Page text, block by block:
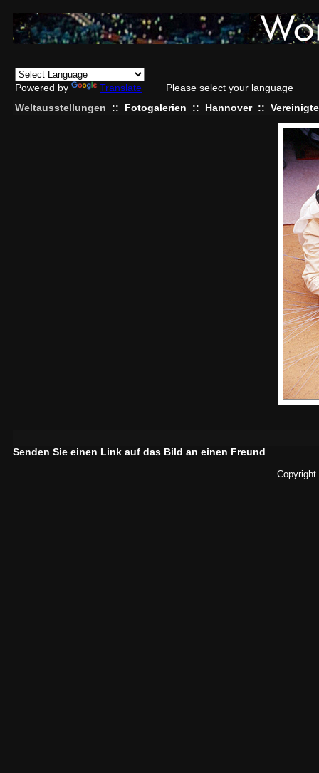
Powered by Translate
Please select your language
Weltausstellungen
:: Fotogalerien :: Hannover ::
Senden Sie einen Link auf das Bild an einen Freund